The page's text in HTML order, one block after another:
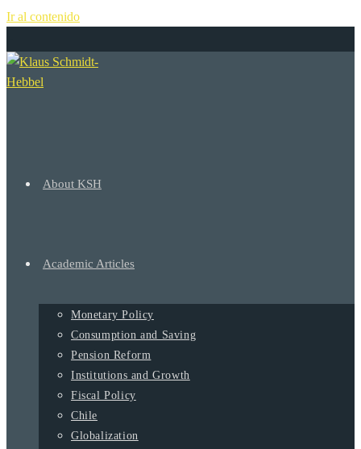
Ir al contenido
About KSH
Academic Articles
Monetary Policy
Consumption and Saving
Pension Reform
Institutions and Growth
Fiscal Policy
Chile
Globalization